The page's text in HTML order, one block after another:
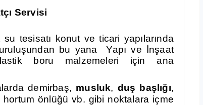
Servisi
su tesisatı konut ve ticari yapılarında
bu yana Yapı ve İnşaat
boru malzemeleri için ana
demirbaş, musluk, duş başlığı,
hortum önlüğü vb. gibi noktalara içme